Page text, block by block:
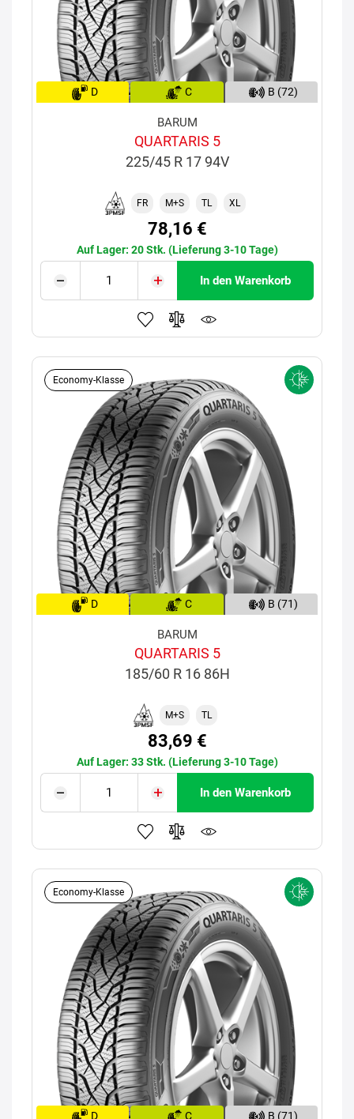
D C B (72)
BARUM
QUARTARIS 5
225/45 R 17 94V
FR M+S TL XL
78,16 €
Auf Lager: 20 Stk. (Lieferung 3-10 Tage)
In den Warenkorb
Economy-Klasse
D C B (71)
BARUM
QUARTARIS 5
185/60 R 16 86H
M+S TL
83,69 €
Auf Lager: 33 Stk. (Lieferung 3-10 Tage)
In den Warenkorb
Economy-Klasse
D C B (71)